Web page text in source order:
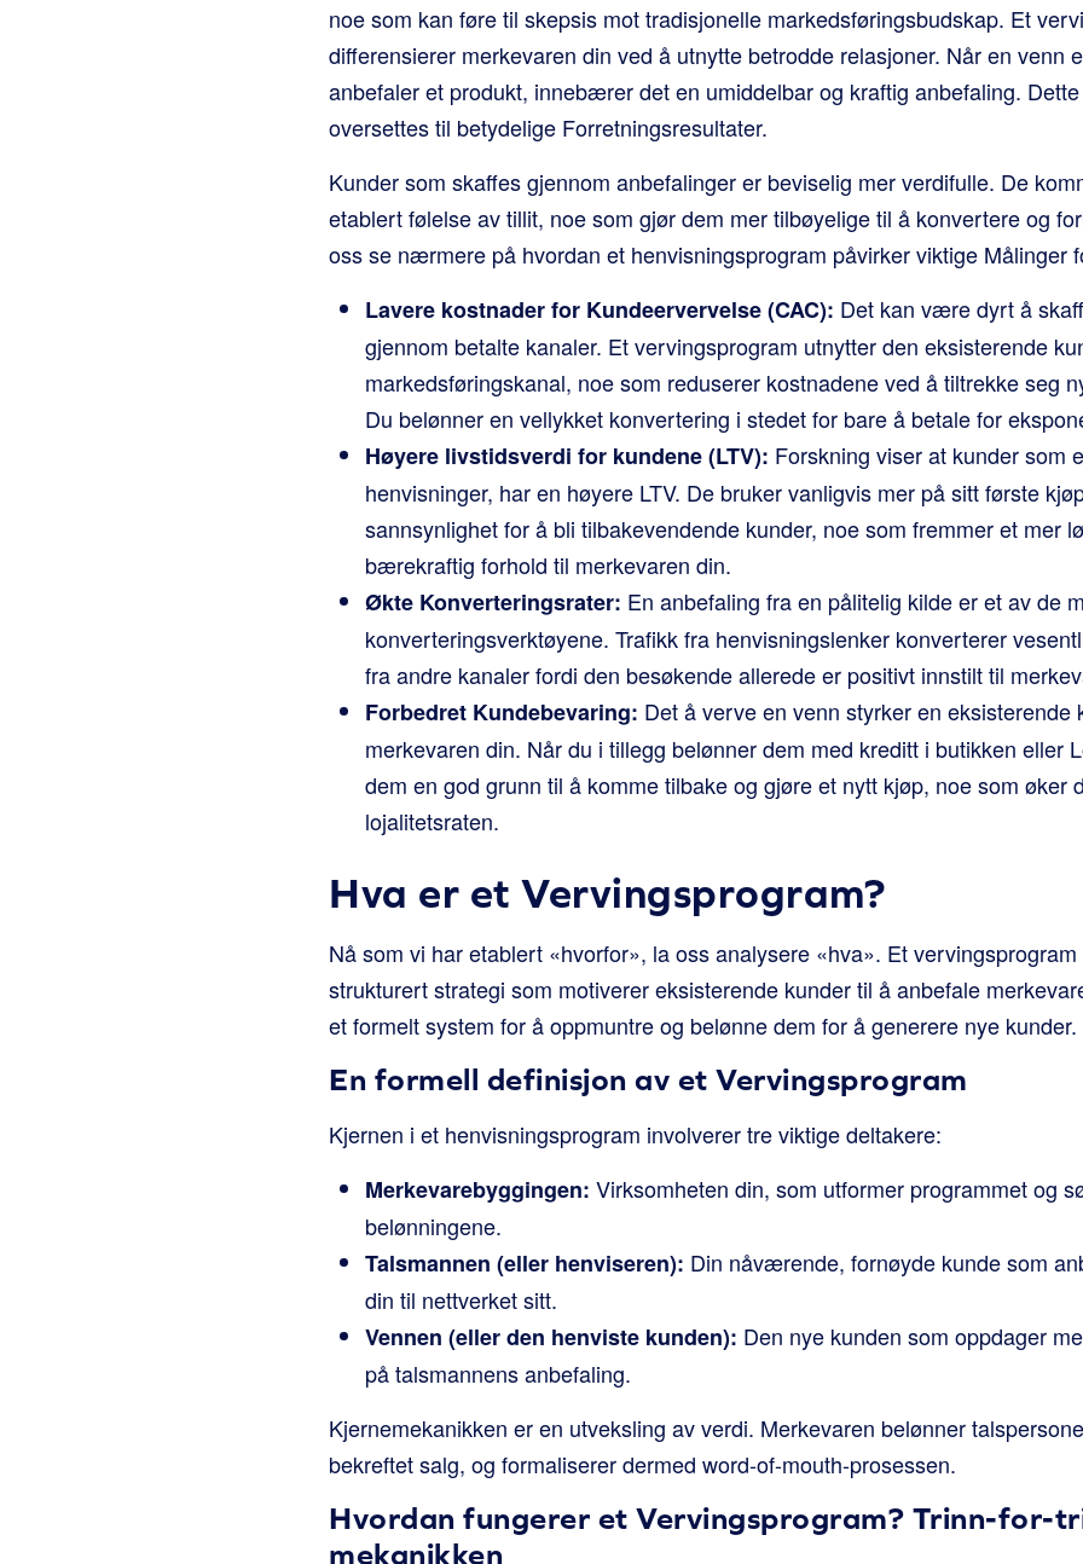
noe som kan føre til skepsis mot tradisjonelle markedsføringsbudskap. Et
differensierer merkevaren din ved å utnytte betrodde relasjoner. Når en venn
anbefaler et produkt, innebærer det en umiddelbar og kraftig anbefaling.
oversettes til betydelige Forretningsresultater.
Kunder som skaffes gjennom anbefalinger er beviselig mer verdifulle. De
etablert følelse av tillit, noe som gjør dem mer tilbøyelige til å konvertere og
oss se nærmere på hvordan et henvisningsprogram påvirker viktige Målinger
Lavere kostnader for Kundeervervelse (CAC): Det kan være dyrt å
gjennom betalte kanaler. Et vervingsprogram utnytter den eksisterende
markedsføringskanal, noe som reduserer kostnadene ved å tiltrekke seg
Du belønner en vellykket konvertering i stedet for bare å betale for
Høyere livstidsverdi for kundene (LTV): Forskning viser at kunder som
henvisninger, har en høyere LTV. De bruker vanligvis mer på sitt første
sannsynlighet for å bli tilbakevendende kunder, noe som fremmer et mer
bærekraftig forhold til merkevaren din.
Økte Konverteringsrater: En anbefaling fra en pålitelig kilde er et av de
konverteringsverktøyene. Trafikk fra henvisningslenker konverterer
fra andre kanaler fordi den besøkende allerede er positivt innstilt til
Forbedret Kundebevaring: Det å verve en venn styrker en eksisterende
merkevaren din. Når du i tillegg belønner dem med kreditt i butikken eller
dem en god grunn til å komme tilbake og gjøre et nytt kjøp, noe som øker
lojalitetsraten.
Hva er et Vervingsprogram?
Nå som vi har etablert «hvorfor», la oss analysere «hva». Et
strukturert strategi som motiverer eksisterende kunder til å anbefale
et formelt system for å oppmuntre og belønne dem for å generere nye kunder.
En formell definisjon av et Vervingsprogram
Kjernen i et henvisningsprogram involverer tre viktige deltakere:
Merkevarebyggingen: Virksomheten din, som utformer programmet og
belønningene.
Talsmannen (eller henviseren): Din nåværende, fornøyde kunde som
din til nettverket sitt.
Vennen (eller den henviste kunden): Den nye kunden som oppdager
på talsmannens anbefaling.
Kjernemekanikken er en utveksling av verdi. Merkevaren belønner
bekreftet salg, og formaliserer dermed word-of-mouth-prosessen.
Hvordan fungerer et Vervingsprogram? Trinn-for-
mekanikken